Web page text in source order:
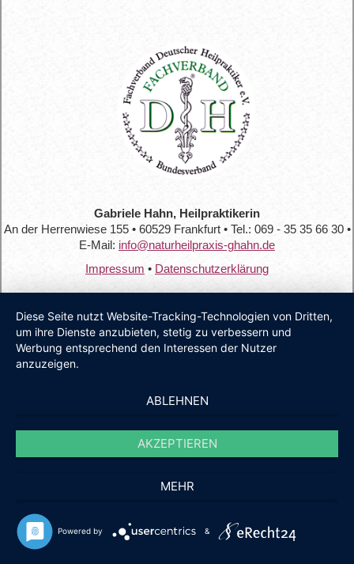
Gabriele Hahn, Heilpraktikerin
An der Herrenwiese 155 • 60529 Frankfurt • Tel.: 069 - 35 35 66 30 •
E-Mail: info@naturheilpraxis-ghahn.de
Impressum • Datenschutzerklärung
Diese Seite nutzt Website-Tracking-Technologien von Dritten,
um ihre Dienste anzubieten, stetig zu verbessern und
Werbung entsprechend den Interessen der Nutzer
anzuzeigen.
ABLEHNEN
AKZEPTIEREN
MEHR
Powered by &